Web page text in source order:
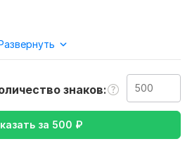
сказать мне перевести с русского
знаков
за 500 ₽